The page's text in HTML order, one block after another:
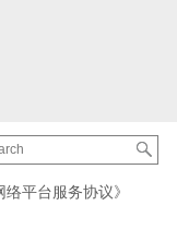
络平台服务协议》